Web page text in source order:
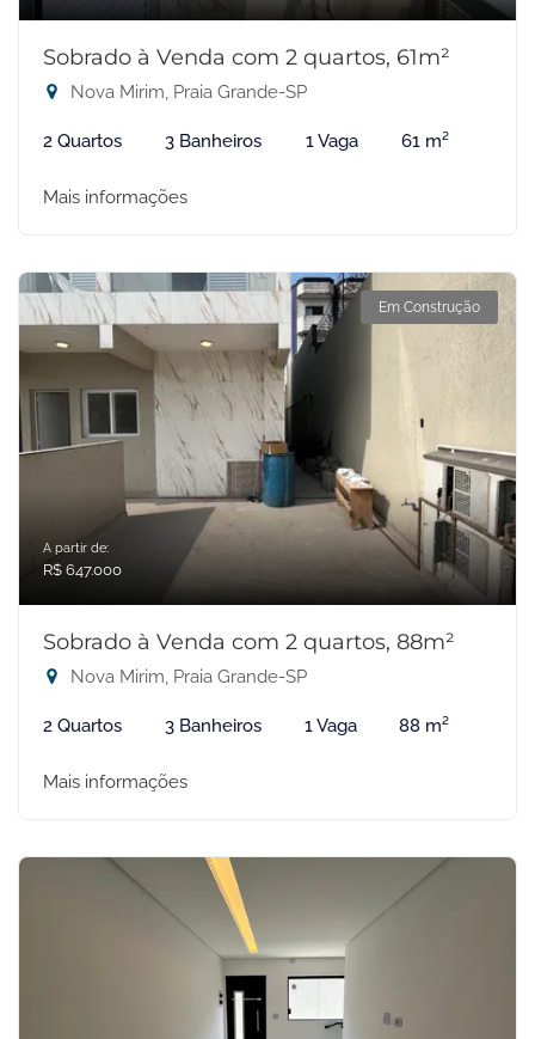
Sobrado à Venda com 2 quartos, 61m²
Nova Mirim, Praia Grande-SP
2 Quartos 3 Banheiros 1 Vaga 61 m²
Mais informações
Em Construção
A partir de:
R$ 647.000
Sobrado à Venda com 2 quartos, 88m²
Nova Mirim, Praia Grande-SP
2 Quartos 3 Banheiros 1 Vaga 88 m²
Mais informações